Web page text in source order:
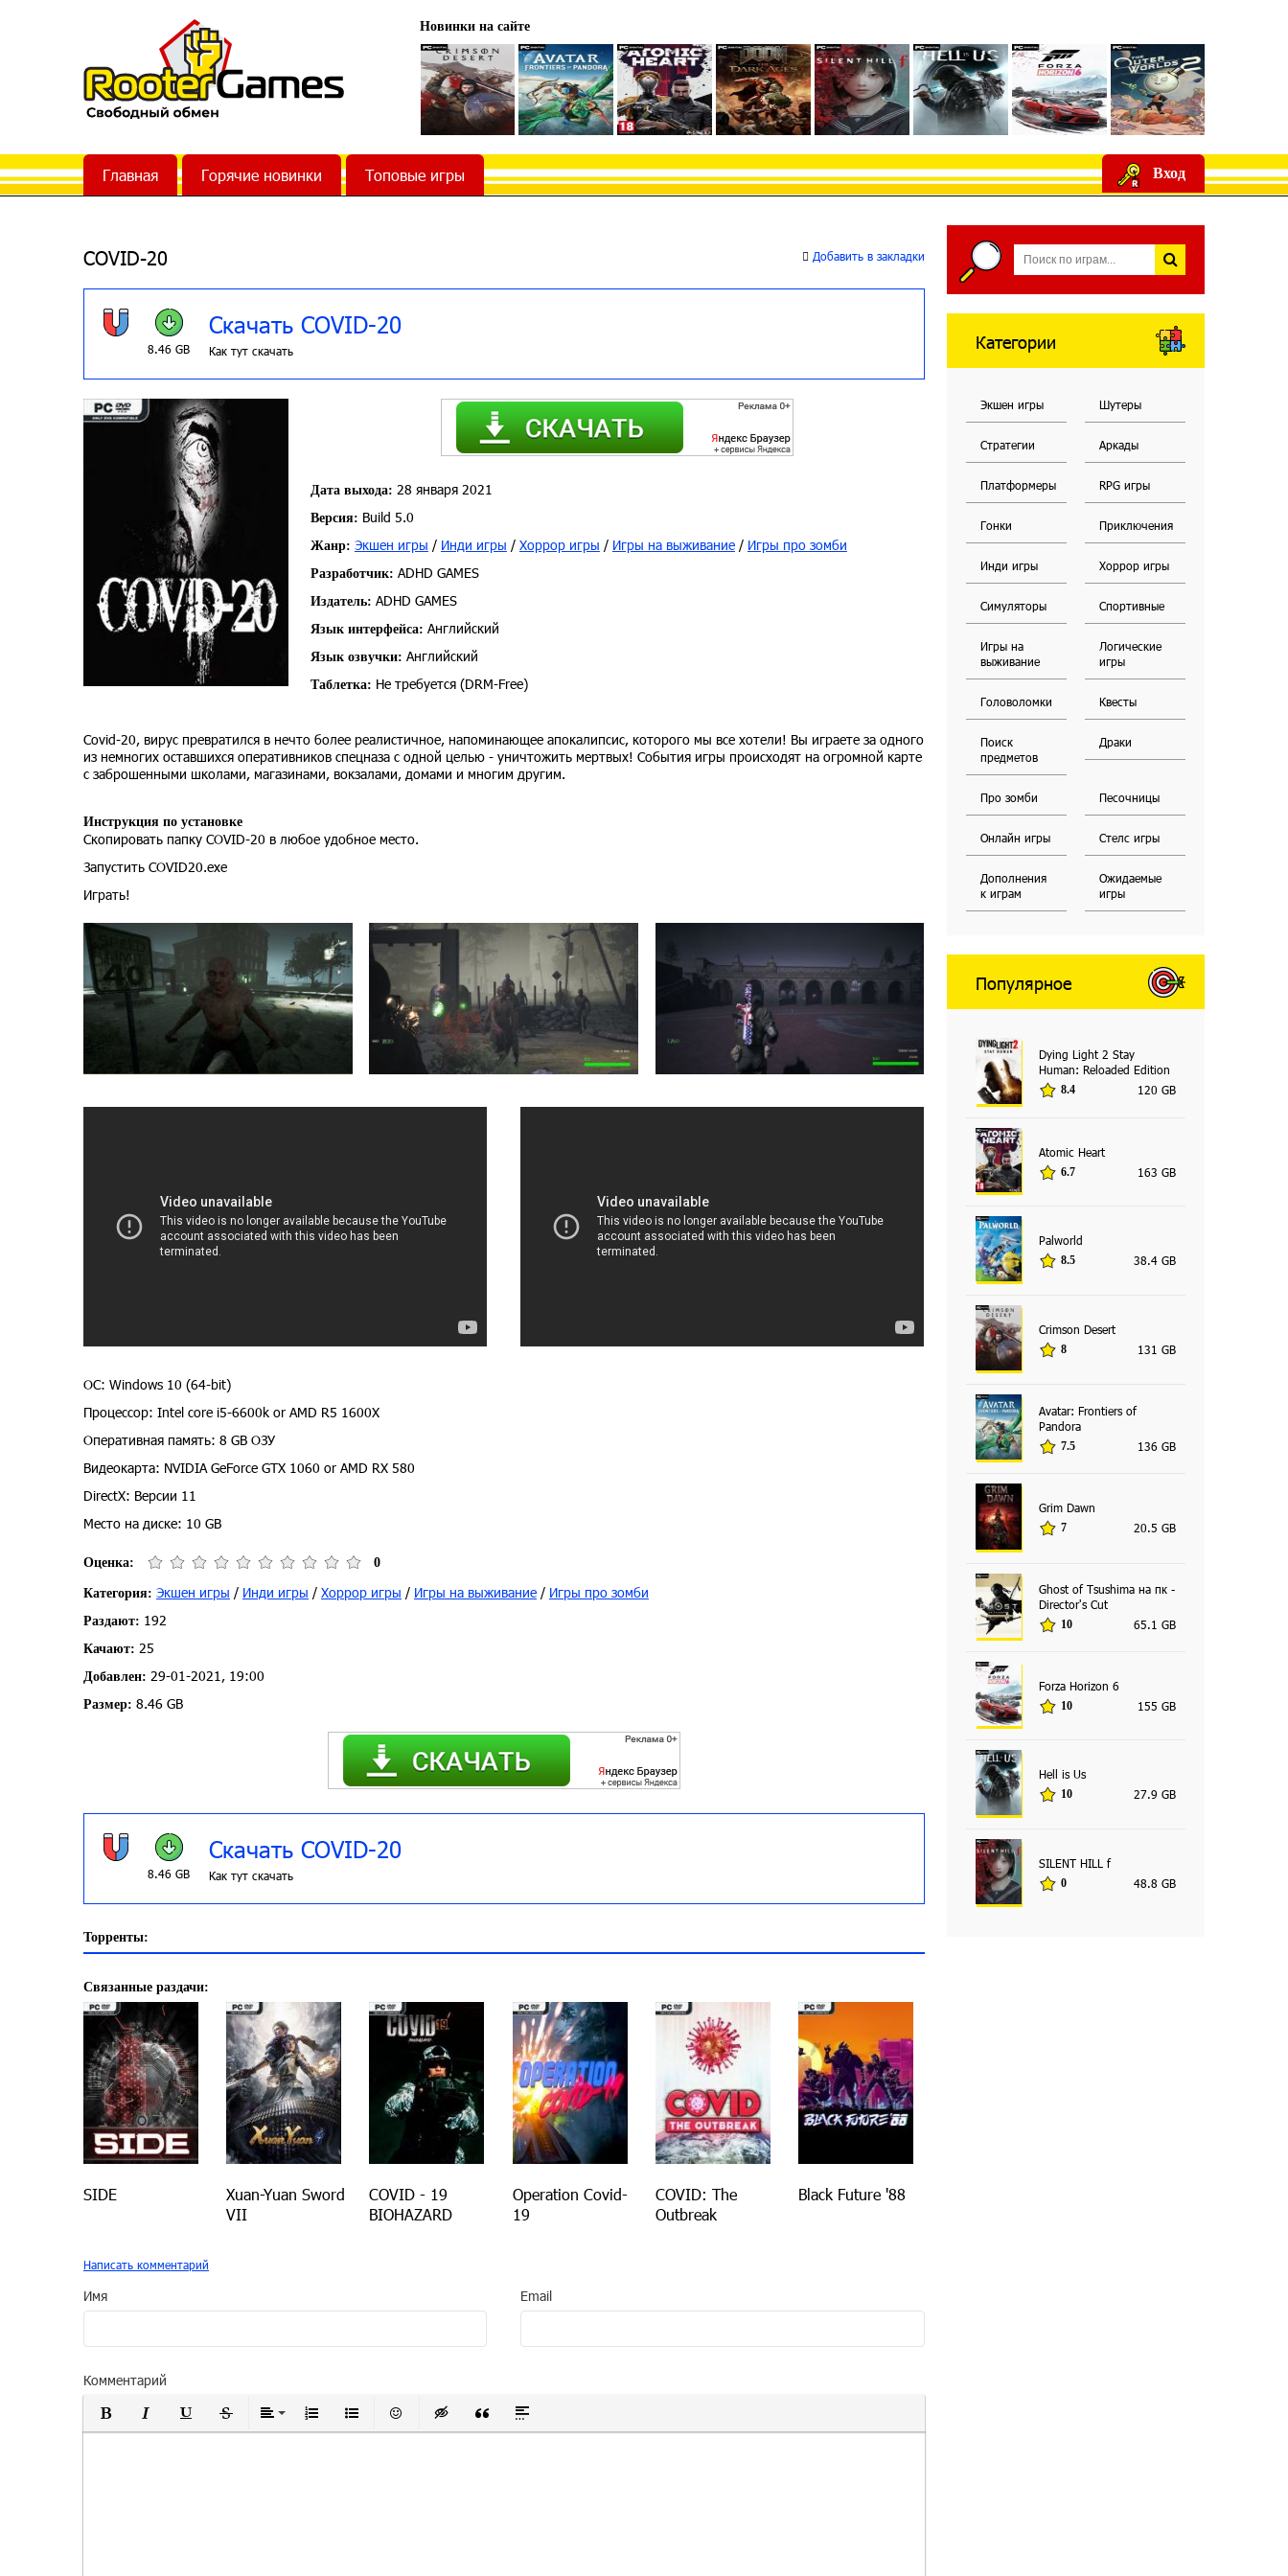
Новинки на сайте
Главная Горячие новинки Топовые игры Вход
COVID-20 Добавить в закладки
8.46 GB
Скачать COVID-20
Как тут скачать
Дата выхода: 28 января 2021
Версия: Build 5.0
Жанр: Экшен игры / Инди игры / Хоррор игры / Игры на выживание/ Игры про зомби
Разработчик: ADHD GAMES
Издатель: ADHD GAMES
Язык интерфейса: Английский
Язык озвучки: Английский
Таблетка: Не требуется (DRM-Free)
Covid-20, вирус превратился в нечто более реалистичное, напоминающее апокалипсис, которого мы все хотели! Вы играете за одного
из немногих оставшихся оперативников спецназа с одной целью - уничтожить мертвых! События игры происходят на огромной карте
с заброшенными школами, магазинами, вокзалами, домами и многим другим.
Инструкция по установке
Скопировать папку COVID-20 в любое удобное место.
Запустить COVID20.exe
Играть!
ОС: Windows 10 (64-bit)
Процессор: Intel core i5-6600k or AMD R5 1600X
Оперативная память: 8 GB ОЗУ
Видеокарта: NVIDIA GeForce GTX 1060 or AMD RX 580
DirectX: Версии 11
Место на диске: 10 GB
Оценка: 0
Категория: Экшен игры / Инди игры / Хоррор игры / Игры на выживание / Игры про зомби
Раздают: 192
Качают: 25
Добавлен: 29-01-2021, 19:00
Размер: 8.46 GB
8.46 GB
Скачать COVID-20
Как тут скачать
Торренты:
Связанные раздачи:
SIDE
Xuan-Yuan Sword
VII
COVID - 19
BIOHAZARD
Operation Covid-
19
COVID: The
Outbreak
Black Future '88
Написать комментарий
Имя Email
Комментарий
Полужирный
КурсивПодчеркнутый
ЗачеркнутыйВыравнивание
Нумерованный список
Маркированный список
Вставить смайлик
Вставка скрытого текста
Вставка цитаты
Вставка спойлера
Категории
Экшен игры Шутеры
Стратегии Аркады
Платформеры RPG игры
Гонки Приключения
Инди игры Хоррор игры
Симуляторы Спортивные
Игры на
выживание
Логические
игры
Головоломки Квесты
Поиск
предметов
Драки
Про зомби Песочницы
Онлайн игры Стелс игры
Дополнения
к играм
Ожидаемые
игры
Популярное
Dying Light 2 Stay
Human: Reloaded Edition
8.4 120 GB
Atomic Heart
6.7 163 GB
Palworld
8.5 38.4 GB
Crimson Desert
8 131 GB
Avatar: Frontiers of
Pandora
7.5 136 GB
Grim Dawn
7 20.5 GB
Ghost of Tsushima на пк -
Director's Cut
10 65.1 GB
Forza Horizon 6
10 155 GB
Hell is Us
10 27.9 GB
SILENT HILL f
0 48.8 GB